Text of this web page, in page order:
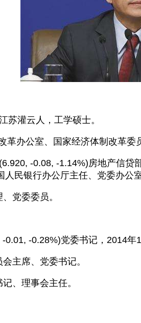
苏灌云人，工学硕士。
办公室、国家经济体制改革委
-0.08, -1.14%)房地产信
民银行办公厅主任、党委办公室
党委委员。
-0.28%)党委书记，2014年
主席、党委书记。
、理事会主任。